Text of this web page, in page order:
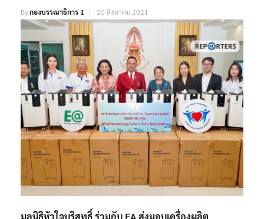
Byกองบรรณาธิการ 1 20 สิงหาคม 2021
มูลนิธิหัวใจบริสุทธิ์ ร่วมกับ EA ส่งมอบเครื่องผลิต